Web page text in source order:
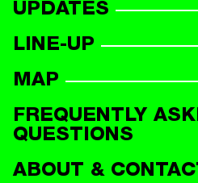
UPDATES
LINE-UP
LINE-UP OVERVIEW
MAP
FREQUENTLY
QUESTIONS
ABOUT &